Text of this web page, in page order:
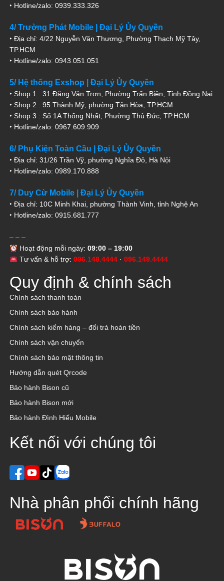
‣ Hotline/zalo: 0939.333.326
4/ Trường Phát Mobile | Đại Lý Ủy Quyền
‣ Địa chỉ: 4/22 Nguyễn Văn Thương, Phường Thạch Mỹ Tây,
TP.HCM
‣ Hotline/zalo: 0943.051.051
5/ Hệ thống Exshop | Đại Lý Ủy Quyền
‣ Shop 1 : 31 Đặng Văn Trơn, Phường Trấn Biên, Tỉnh Đồng Nai
‣ Shop 2 : 95 Thành Mỹ, phường Tân Hòa, TP.HCM
‣ Shop 3 : Số 1A Thống Nhất, Phường Thủ Đức, TP.HCM
‣ Hotline/zalo: 0967.609.909
6/ Phụ Kiện Toàn Cầu | Đại Lý Ủy Quyền
‣ Địa chỉ: 31/26 Trần Vỹ, phường Nghĩa Đô, Hà Nội
‣ Hotline/zalo: 0989.170.888
7/ Duy Cừ Mobile | Đại Lý Ủy Quyền
‣ Địa chỉ: 10C Minh Khai, phường Thành Vinh, tỉnh Nghệ An
‣ Hotline/zalo: 0915.681.777
– – –
Hoạt động mỗi ngày: 09:00 – 19:00
Tư vấn & hỗ trợ: 096.148.4444· 096.149.4444
Quy định & chính sách
Chính sách thanh toán
Chính sách bảo hành
Chính sách kiểm hàng – đổi trả hoàn tiền
Chính sách vận chuyển
Chính sách bảo mật thông tin
Hướng dẫn quét Qrcode
Bảo hành Bison cũ
Bảo hành Bison mới
Bảo hành Đình Hiếu Mobile
Kết nối với chúng tôi
Nhà phân phối chính hãng